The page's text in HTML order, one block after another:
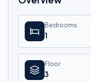
Bedrooms
1
Floor
3